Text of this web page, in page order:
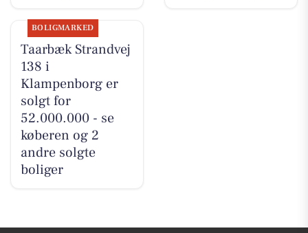
BOLIGMARKED
Taarbæk Strandvej
138 i
Klampenborg er
solgt for
52.000.000 - se
køberen og 2
andre solgte
boliger